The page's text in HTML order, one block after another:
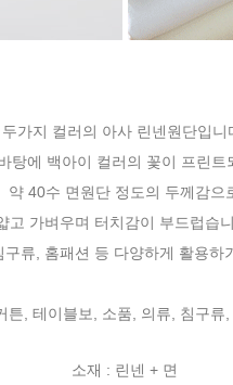
두가지 컬러의 아사 린넨원단입니
탕에 백아이 컬러의 꽃이 프린트
약 40수 면원단 정도의 두께감으
고 가벼우며 터치감이 부드럽습
구류, 홈패션 등 다양하게 활용하
튼, 테이블보, 소품, 의류, 침구류
소재 : 린넨 + 면